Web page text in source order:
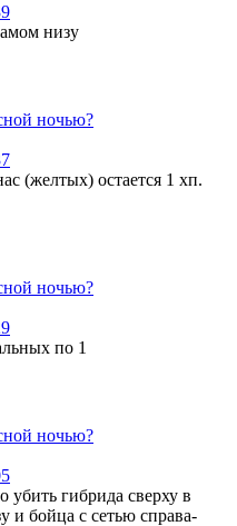
низу
ночью?
(желтых) остается 1 хп.
ночью?
по 1
ночью?
убить гибрида сверху в
и бойца с сетью справа-